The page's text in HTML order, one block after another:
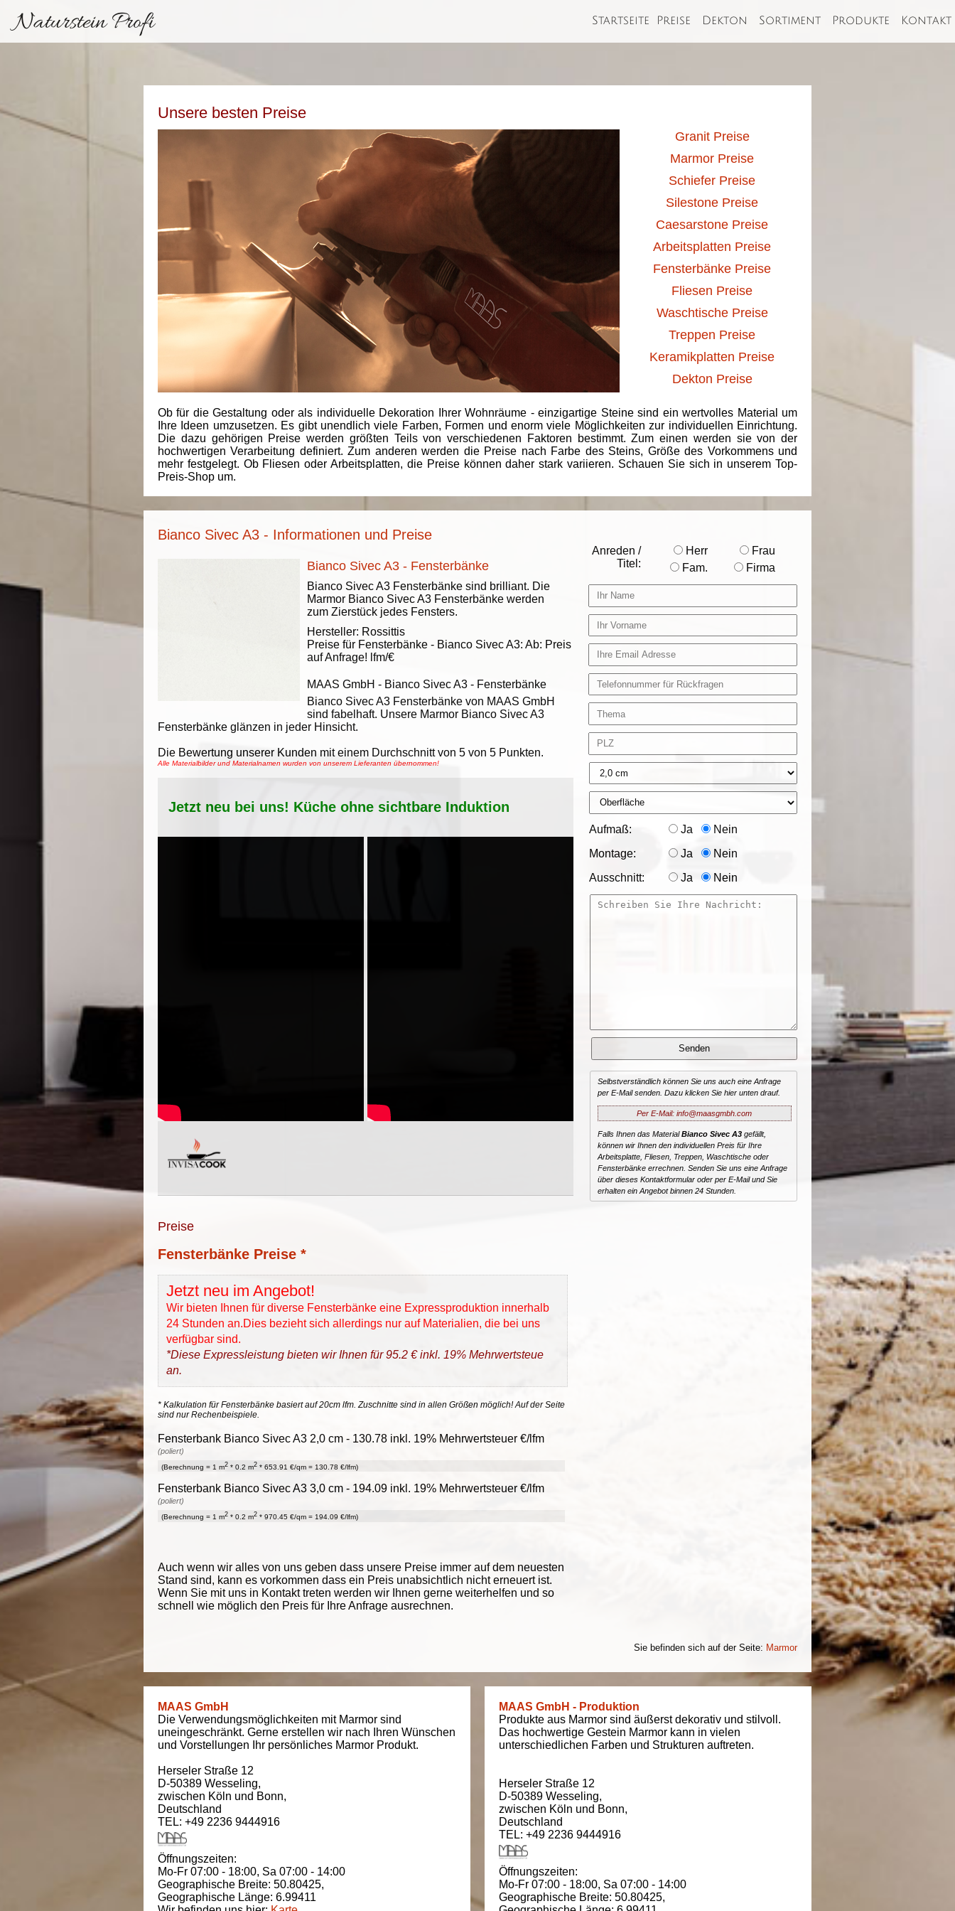
Naturstein Profi Startseite Preise Dekton Sortiment Produkte Kontakt
Unsere besten Preise
Granit Preise
Marmor Preise
Schiefer Preise
Silestone Preise
Caesarstone Preise
Arbeitsplatten Preise
Fensterbänke Preise
Fliesen Preise
Waschtische Preise
Treppen Preise
Keramikplatten Preise
Dekton Preise
Ob für die Gestaltung oder als individuelle Dekoration Ihrer Wohnräume - einzigartige Steine sind ein wertvolles Material um
Ihre Ideen umzusetzen. Es gibt unendlich viele Farben, Formen und enorm viele Möglichkeiten zur individuellen Einrichtung.
Die dazu gehörigen Preise werden größten Teils von verschiedenen Faktoren bestimmt. Zum einen werden sie von der
hochwertigen Verarbeitung definiert. Zum anderen werden die Preise nach Farbe des Steins, Größe des Vorkommens und
mehr festgelegt. Ob Fliesen oder Arbeitsplatten, die Preise können daher stark variieren. Schauen Sie sich in unserem Top-
Preis-Shop um.
Bianco Sivec A3 - Informationen und Preise
Bianco Sivec A3 - Fensterbänke
Bianco Sivec A3 Fensterbänke sind brilliant. Die
Marmor Bianco Sivec A3 Fensterbänke werden
zum Zierstück jedes Fensters.
Hersteller: Rossittis
Preise für Fensterbänke - Bianco Sivec A3: Ab: Preis
auf Anfrage! lfm/€
MAAS GmbH - Bianco Sivec A3 - Fensterbänke
Bianco Sivec A3 Fensterbänke von MAAS GmbH
sind fabelhaft. Unsere Marmor Bianco Sivec A3
Fensterbänke glänzen in jeder Hinsicht.
Die Bewertung unserer Kunden mit einem Durchschnitt von 5 von 5 Punkten.
Alle Materialbilder und Materialnamen wurden von unserem Lieferanten übernommen!
Jetzt neu bei uns! Küche ohne sichtbare Induktion
Preise
Fensterbänke Preise *
Jetzt neu im Angebot!
Wir bieten Ihnen für diverse Fensterbänke eine Expressproduktion innerhalb
24 Stunden an.Dies bezieht sich allerdings nur auf Materialien, die bei uns
verfügbar sind.
*Diese Expressleistung bieten wir Ihnen für 95.2 € inkl. 19% Mehrwertsteue
an.
* Kalkulation für Fensterbänke basiert auf 20cm lfm. Zuschnitte sind in allen Größen möglich! Auf der Seite
sind nur Rechenbeispiele.
Fensterbank Bianco Sivec A3 2,0 cm - 130.78 inkl. 19% Mehrwertsteuer €/lfm
(poliert)
(Berechnung = 1 m2 * 0.2 m2 * 653.91 €/qm = 130.78 €/lfm)
Fensterbank Bianco Sivec A3 3,0 cm - 194.09 inkl. 19% Mehrwertsteuer €/lfm
(poliert)
(Berechnung = 1 m2 * 0.2 m2 * 970.45 €/qm = 194.09 €/lfm)
Auch wenn wir alles von uns geben dass unsere Preise immer auf dem neuesten
Stand sind, kann es vorkommen dass ein Preis unabsichtlich nicht erneuert ist.
Wenn Sie mit uns in Kontakt treten werden wir Ihnen gerne weiterhelfen und so
schnell wie möglich den Preis für Ihre Anfrage ausrechnen.
Anreden /
Titel:
Herr
Frau
Fam.
Firma
Aufmaß: Ja Nein
Montage: Ja Nein
Ausschnitt: Ja Nein
Selbstverständlich können Sie uns auch eine Anfrage
per E-Mail senden. Dazu klicken Sie hier unten drauf.
Per E-Mail: info@maasgmbh.com
Falls Ihnen das MaterialBianco Sivec A3gefällt,
können wir Ihnen den individuellen Preis für Ihre
Arbeitsplatte, Fliesen, Treppen, Waschtische oder
Fensterbänke errechnen. Senden Sie uns eine Anfrage
über dieses Kontaktformular oder per E-Mail und Sie
erhalten ein Angebot binnen 24 Stunden.
Sie befinden sich auf der Seite: Marmor
MAAS GmbH
Die Verwendungsmöglichkeiten mit Marmor sind
uneingeschränkt. Gerne erstellen wir nach Ihren Wünschen
und Vorstellungen Ihr persönliches Marmor Produkt.
Herseler Straße 12
D-50389 Wesseling,
zwischen Köln und Bonn,
Deutschland
TEL: +49 2236 9444916
Öffnungszeiten:
Mo-Fr 07:00 - 18:00, Sa 07:00 - 14:00
Geographische Breite: 50.80425,
Geographische Länge: 6.99411
MAAS GmbH - Produktion
Produkte aus Marmor sind äußerst dekorativ und stilvoll.
Das hochwertige Gestein Marmor kann in vielen
unterschiedlichen Farben und Strukturen auftreten.
Herseler Straße 12
D-50389 Wesseling,
zwischen Köln und Bonn,
Deutschland
TEL: +49 2236 9444916
Öffnungszeiten:
Mo-Fr 07:00 - 18:00, Sa 07:00 - 14:00
Geographische Breite: 50.80425,